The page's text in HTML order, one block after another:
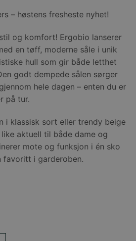
– høstens fresheste nyhet!
og komfort! Ergobio lanserer
en tøff, moderne såle i unik
hull som gir både letthet
godt dempede sålen sørger
hele dagen – enten du er
på tur.
i klassisk sort eller trendy beige
like aktuell til både dame og
mote og funksjon i én sko
favoritt i garderoben.